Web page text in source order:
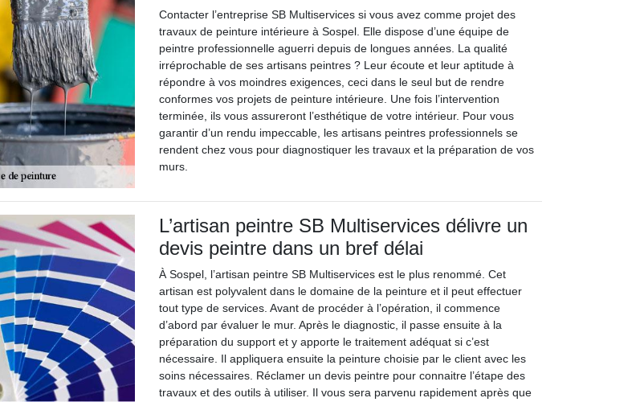
Contacter l’entreprise SB Multiservices si vous avez comme projet des
travaux de peinture intérieure à Sospel. Elle dispose d’une équipe de
peintre professionnelle aguerri depuis de longues années. La qualité
irréprochable de ses artisans peintres ? Leur écoute et leur aptitude à
répondre à vos moindres exigences, ceci dans le seul but de rendre
conformes vos projets de peinture intérieure. Une fois l’intervention
terminée, ils vous assureront l’esthétique de votre intérieur. Pour vous
garantir d’un rendu impeccable, les artisans peintres professionnels se
rendent chez vous pour diagnostiquer les travaux et la préparation de vos
murs.
L’artisan peintre SB Multiservices délivre un
devis peintre dans un bref délai
À Sospel, l’artisan peintre SB Multiservices est le plus renommé. Cet
artisan est polyvalent dans le domaine de la peinture et il peut effectuer
tout type de services. Avant de procéder à l’opération, il commence
d’abord par évaluer le mur. Après le diagnostic, il passe ensuite à la
préparation du support et y apporte le traitement adéquat si c’est
nécessaire. Il appliquera ensuite la peinture choisie par le client avec les
soins nécessaires. Réclamer un devis peintre pour connaitre l’étape des
travaux et des outils à utiliser. Il vous sera parvenu rapidement après que